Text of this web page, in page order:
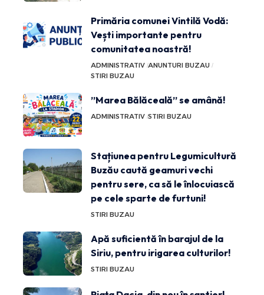
Primăria comunei Vintilă Vodă:
Vești importante pentru
comunitatea noastră!
ADMINISTRATIV ANUNTURI BUZAU
STIRI BUZAU
”Marea Bălăceală” se amână!
ADMINISTRATIV STIRI BUZAU
Stațiunea pentru Legumicultură
Buzău caută geamuri vechi
pentru sere, ca să le înlocuiască
pe cele sparte de furtuni!
STIRI BUZAU
Apă suficientă în barajul de la
Siriu, pentru irigarea culturilor!
STIRI BUZAU